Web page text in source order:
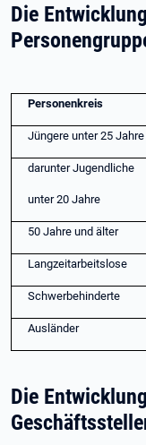
Die
Personenkreis
Jüngere unter 25 Jahre
darunter Jugendliche
unter 20 Jahre
50 Jahre und älter
Langzeitarbeitslose
Schwerbehinderte
Ausländer
Die